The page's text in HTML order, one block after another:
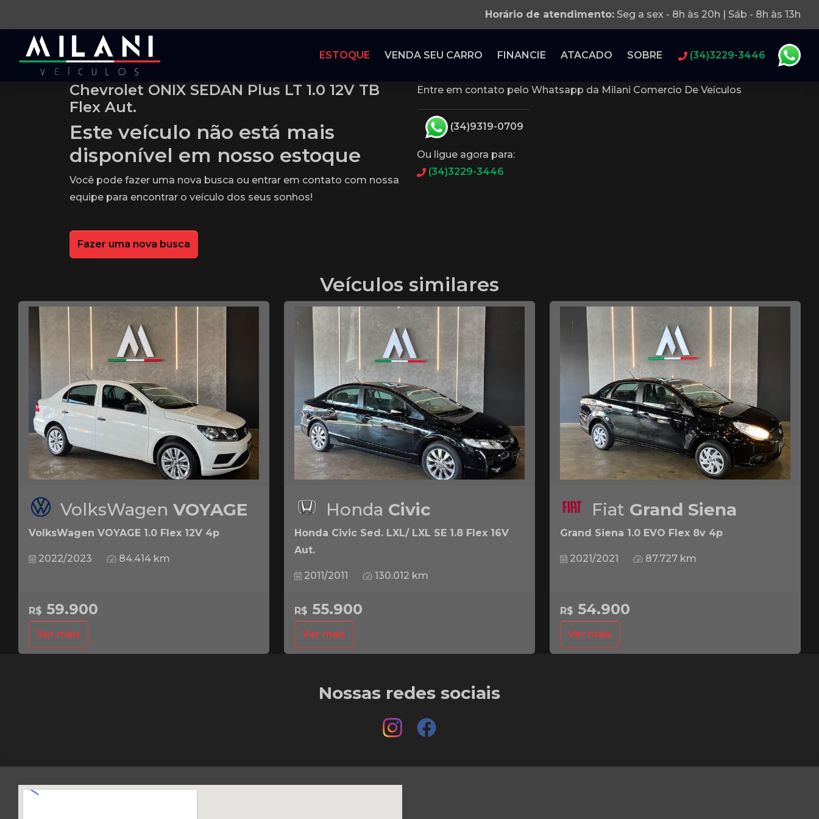
Horário de atendimento: Seg a sex - 8h às 20h | Sáb - 8h às 13h
ESTOQUE VENDA SEU CARRO FINANCIE ATACADO SOBRE (34)3229-3446
Chevrolet ONIX SEDAN Plus LT 1.0 12V TB
Flex Aut.
Este veículo não está mais
disponível em nosso estoque
Você pode fazer uma nova busca ou entrar em contato com nossa
equipe para encontrar o veículo dos seus sonhos!
Fazer uma nova busca
Entre em contato pelo Whatsapp da Milani Comercio De Veículos
(34)9319-0709
Ou ligue agora para:
(34)3229-3446
Veículos similares
VolksWagen VOYAGE
VolksWagen VOYAGE 1.0 Flex 12V 4p
2022/2023 84.414 km
R$ 59.900
Ver mais
Honda Civic
Honda Civic Sed. LXL/ LXL SE 1.8 Flex 16V
Aut.
2011/2011 130.012 km
R$ 55.900
Ver mais
Fiat Grand Siena
Grand Siena 1.0 EVO Flex 8v 4p
2021/2021 87.727 km
R$ 54.900
Ver mais
Nossas redes sociais